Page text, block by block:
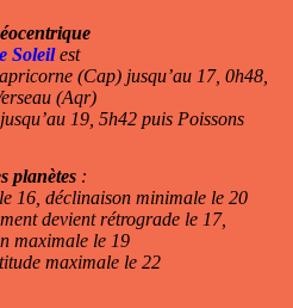
Soleilest
(Cap) jusqu’au 17, 0h48,
(Aqr)
19, 5h42 puis Poissons
planètes:
16, déclinaison minimale le 20
devient rétrograde le 17,
maximale le 19
maximale le 22